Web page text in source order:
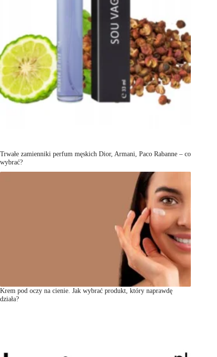
Trwałe zamienniki perfum męskich Dior, Armani, Paco Rabanne – co
wybrać?
Krem pod oczy na cienie. Jak wybrać produkt, który naprawdę
działa?